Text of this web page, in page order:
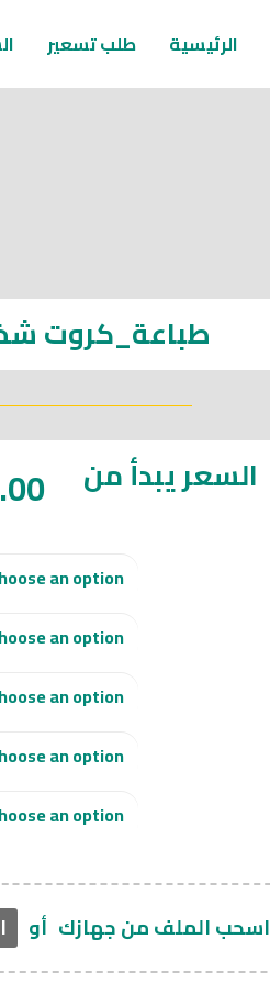
الرئيسية طلب تسعير
طباعة_كروت
السعر يبدأ من
اسحب الملف من جهازك أو